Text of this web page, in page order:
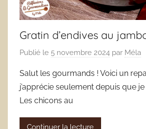
Gratin d’endives au
Publié le 5 novembre 2024 par Méla
Salut les gourmands ! Voici un
j’apprécie seulement depuis que
Les chicons au
Continuer la lecture